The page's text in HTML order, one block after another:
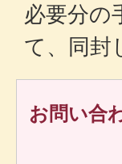
必要分の
て、同封
お問い合